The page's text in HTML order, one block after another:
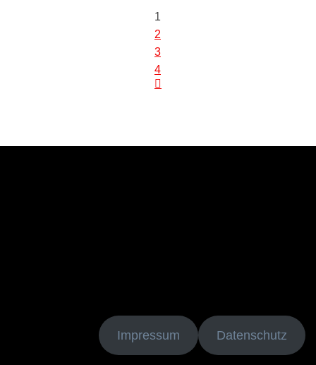
der
Beiträge
1
2
3
4
Impressum Datenschutz